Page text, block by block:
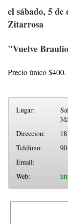
el sábado, 5 de
Zitarrosa
"Vuelve
Precio único
Lugar:
Direccion:
Teléfono:
Email:
Web: